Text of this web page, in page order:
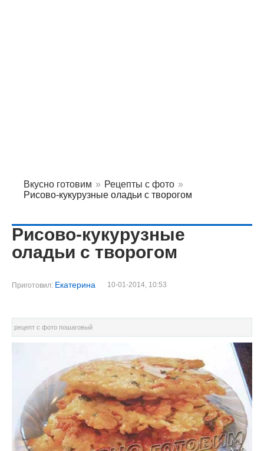
Вкусно готовим » Рецепты с фото »
Рисово-кукурузные оладьи с творогом
Рисово-кукурузные
оладьи с творогом
Приготовил: Екатерина 10-01-2014, 10:53
рецепт с фото пошаговый